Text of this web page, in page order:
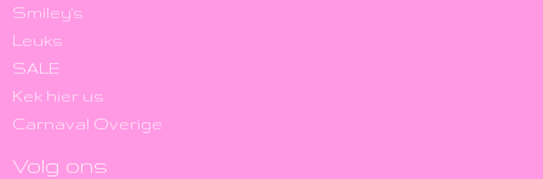
Smiley's
Leuks
SALE
Kek hier us
Carnaval Overige
Volg ons